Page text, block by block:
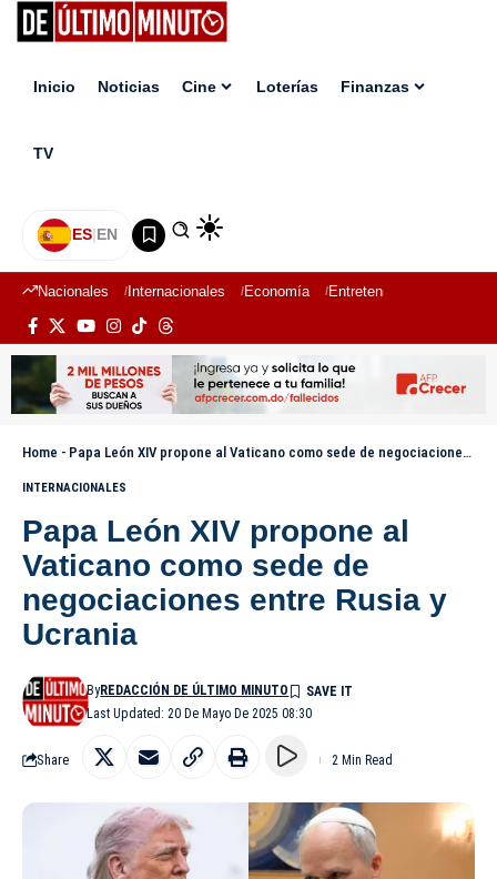
Inicio Noticias Cine Loterías Finanzas
TV
ES|EN
Nacionales Internacionales Economía Entretenimiento
Home - Papa León XIV propone al Vaticano como sede de negociaciones entre Rusia y Ucrania
INTERNACIONALES
Papa León XIV propone al
Vaticano como sede de
negociaciones entre Rusia y
Ucrania
Last Updated: 20 De Mayo De 2025 08:30
ByREDACCIÓN DE ÚLTIMO MINUTO
Share 2 Min Read